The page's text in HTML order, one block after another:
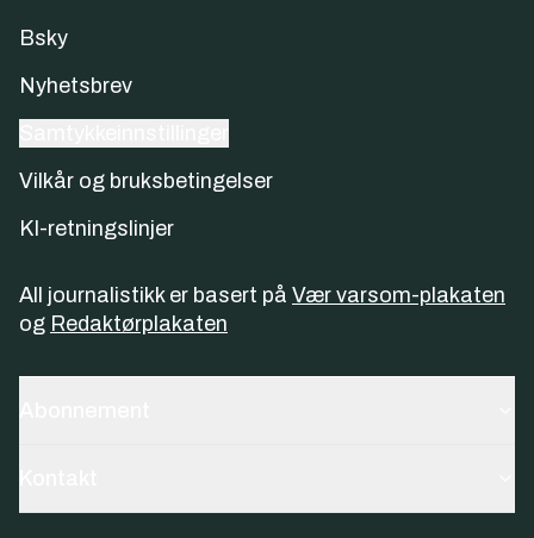
Bsky
Nyhetsbrev
Vilkår og bruksbetingelser
KI-retningslinjer
All journalistikk er basert på Vær varsom-plakaten
og Redaktørplakaten